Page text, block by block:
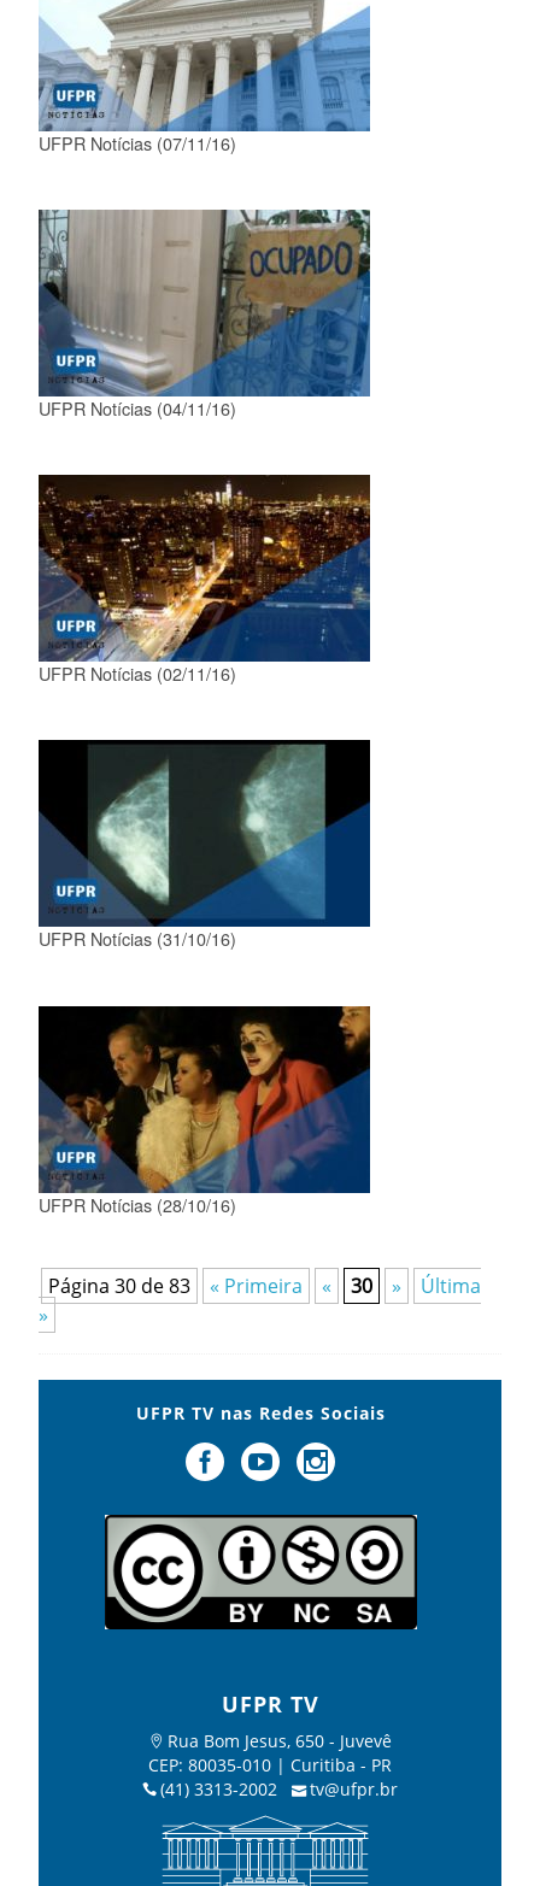
UFPR Notícias (07/11/16)
UFPR Notícias (04/11/16)
UFPR Notícias (02/11/16)
UFPR Notícias (31/10/16)
UFPR Notícias (28/10/16)
Página 30 de 83 « Primeira « 30 »
Última
»
UFPR TV nas Redes Sociais
UFPR TV
Rua Bom Jesus, 650 - Juvevê
CEP: 80035-010 | Curitiba - PR
(41) 3313-2002
tv@ufpr.br